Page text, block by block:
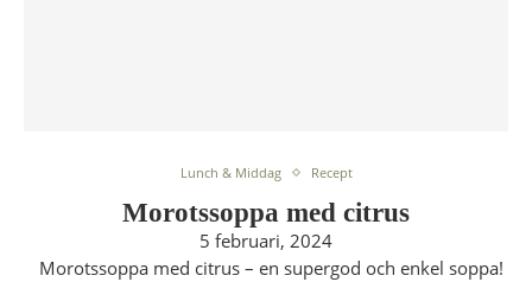
Lunch & Middag Recept
Morotssoppa med citrus
5 februari, 2024
Morotssoppa med citrus – en supergod och enkel soppa!